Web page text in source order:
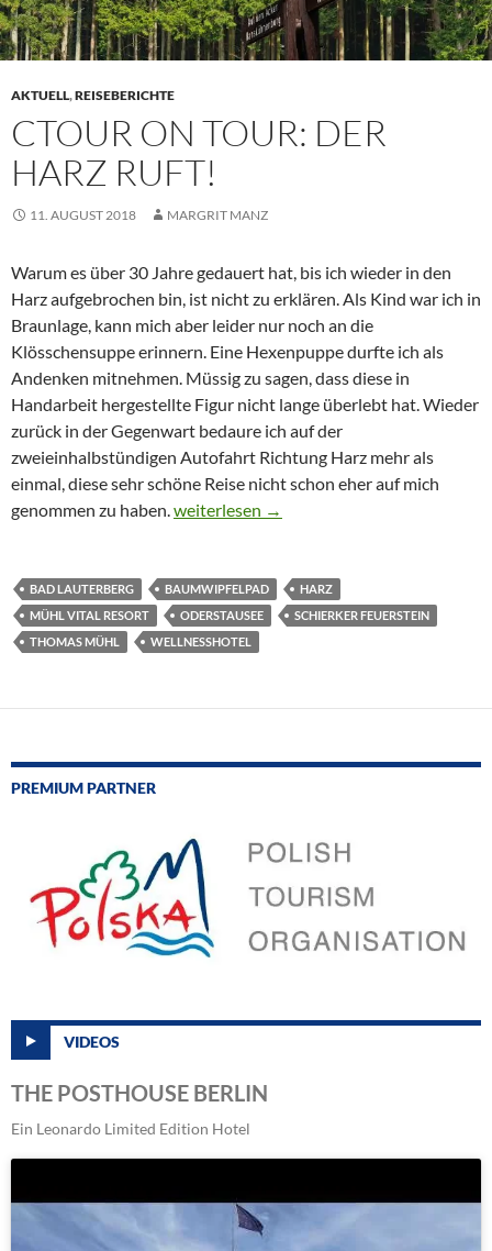
AKTUELL,REISEBERICHTE
CTOUR ON TOUR: DER
HARZ RUFT!
11. AUGUST 2018 MARGRIT MANZ
Warum es über 30 Jahre gedauert hat, bis ich wieder in den
Harz aufgebrochen bin, ist nicht zu erklären. Als Kind war ich in
Braunlage, kann mich aber leider nur noch an die
Klösschensuppe erinnern. Eine Hexenpuppe durfte ich als
Andenken mitnehmen. Müssig zu sagen, dass diese in
Handarbeit hergestellte Figur nicht lange überlebt hat. Wieder
zurück in der Gegenwart bedaure ich auf der
zweieinhalbstündigen Autofahrt Richtung Harz mehr als
einmal, diese sehr schöne Reise nicht schon eher auf mich
genommen zu haben.Ctour on tour: Der Harz ruft!
weiterlesen →
BAD LAUTERBERG BAUMWIPFELPAD
HARZ
MÜHL VITAL RESORT
ODERSTAUSEE
SCHIERKER FEUERSTEIN
THOMAS MÜHL
WELLNESSHOTEL
PREMIUM PARTNER
VIDEOS
THE POSTHOUSE BERLIN
Ein Leonardo Limited Edition Hotel